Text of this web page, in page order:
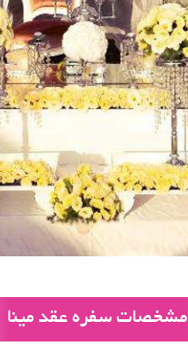
مشخصات سفره عقد مینا